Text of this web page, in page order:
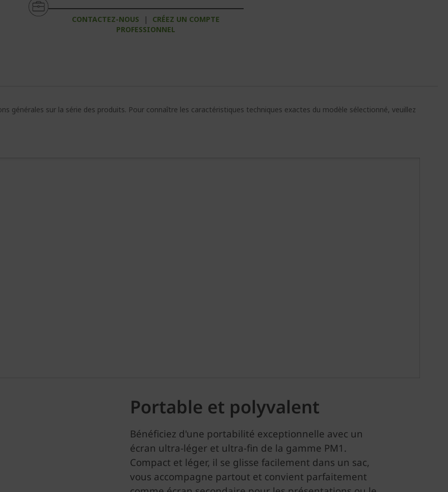
CONTACTEZ-NOUS |
CRÉEZ UN COMPTE
PROFESSIONNEL
générales sur la série des produits. Pour connaître les caractéristiques techniques exactes du modèle sélectionné, veuillez